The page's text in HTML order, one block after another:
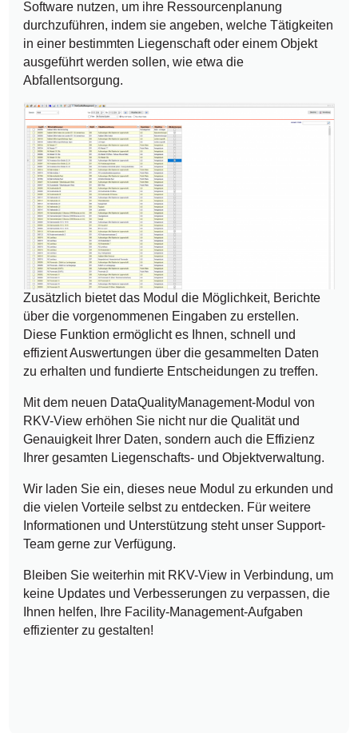
Software nutzen, um ihre Ressourcenplanung
durchzuführen, indem sie angeben, welche Tätigkeiten
in einer bestimmten Liegenschaft oder einem Objekt
ausgeführt werden sollen, wie etwa die
Abfallentsorgung.
Zusätzlich bietet das Modul die Möglichkeit, Berichte
über die vorgenommenen Eingaben zu erstellen.
Diese Funktion ermöglicht es Ihnen, schnell und
effizient Auswertungen über die gesammelten Daten
zu erhalten und fundierte Entscheidungen zu treffen.
Mit dem neuen DataQualityManagement-Modul von
RKV-View erhöhen Sie nicht nur die Qualität und
Genauigkeit Ihrer Daten, sondern auch die Effizienz
Ihrer gesamten Liegenschafts- und Objektverwaltung.
Wir laden Sie ein, dieses neue Modul zu erkunden und
die vielen Vorteile selbst zu entdecken. Für weitere
Informationen und Unterstützung steht unser Support-
Team gerne zur Verfügung.
Bleiben Sie weiterhin mit RKV-View in Verbindung, um
keine Updates und Verbesserungen zu verpassen, die
Ihnen helfen, Ihre Facility-Management-Aufgaben
effizienter zu gestalten!